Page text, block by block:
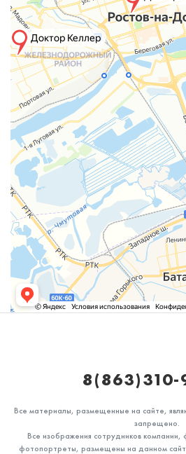
8(863)310-
Все материалы, размещенные на сайте,
запрещено.
Все изображения сотрудников компании,
фотопортреты, размещены на данном сайте